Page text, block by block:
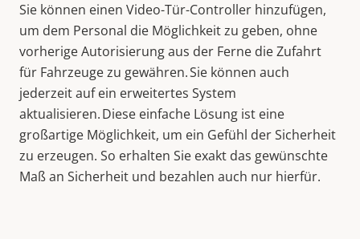
Sie können einen Video-Tür-Controller hinzufügen,
um dem Personal die Möglichkeit zu geben, ohne
vorherige Autorisierung aus der Ferne die Zufahrt
für Fahrzeuge zu gewähren. Sie können auch
jederzeit auf ein erweitertes System
aktualisieren. Diese einfache Lösung ist eine
großartige Möglichkeit, um ein Gefühl der Sicherheit
zu erzeugen. So erhalten Sie exakt das gewünschte
Maß an Sicherheit und bezahlen auch nur hierfür.